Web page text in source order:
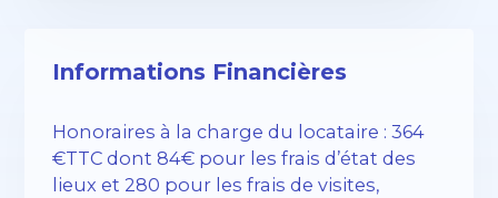
Informations Financières
Honoraires à la charge du locataire : 364
€TTC dont 84€ pour les frais d’état des
lieux et 280 pour les frais de visites,